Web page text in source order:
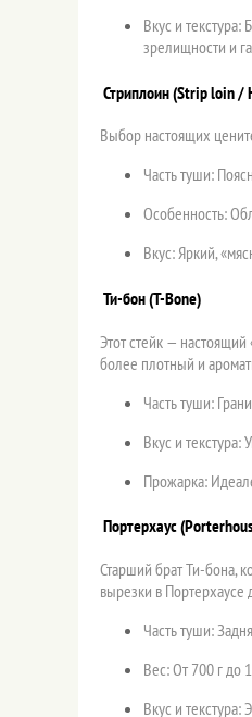
Вкус и
зрелищности и
Стриплоин (Strip loin
Выбор настоящих
Часть туши:
Особенность:
Вкус: Яркий,
Ти-бон (T-Bone)
Этот стейк —
более плотный и
Часть туши:
Вкус и
Прожарка:
Портерхаус
Старший брат Ти-бона,
вырезки в
Часть туши:
Вес: От 700 г до
Вкус и